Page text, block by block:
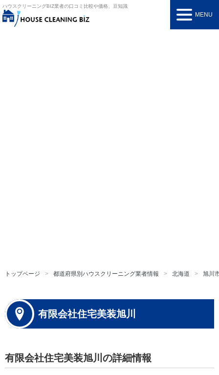
ハウスクリーニングBIZ業者の口コミ比較や価格、豆知識
MENU
トップページ 都道府県別ハウスクリーニング業者情報 北海道 旭川
有限会社住宅美装旭川
有限会社住宅美装旭川の詳細情報